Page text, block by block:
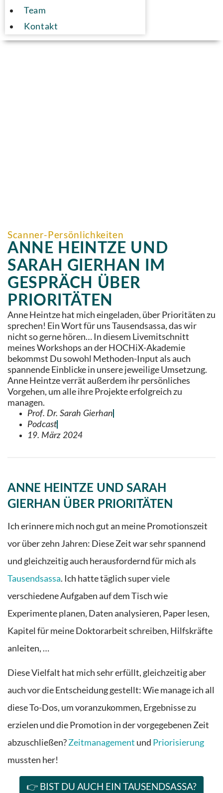
Team
Kontakt
Scanner-Persönlichkeiten
ANNE HEINTZE UND
SARAH GIERHAN IM
GESPRÄCH ÜBER
PRIORITÄTEN
Anne Heintze hat mich eingeladen, über Prioritäten zu
sprechen! Ein Wort für uns Tausendsassa, das wir
nicht so gerne hören… In diesem Livemitschnitt
meines Workshops an der HOCHiX-Akademie
bekommst Du sowohl Methoden-Input als auch
spannende Einblicke in unsere jeweilige Umsetzung.
Anne Heintze verrät außerdem ihr persönliches
Vorgehen, um alle ihre Projekte erfolgreich zu
managen.
Prof. Dr. Sarah Gierhan
Podcast
19. März 2024
ANNE HEINTZE UND SARAH
GIERHAN ÜBER PRIORITÄTEN
Ich erinnere mich noch gut an meine Promotionszeit
vor über zehn Jahren: Diese Zeit war sehr spannend
und gleichzeitig auch herausfordernd für mich als
Tausendsassa. Ich hatte täglich super viele
verschiedene Aufgaben auf dem Tisch wie
Experimente planen, Daten analysieren, Paper lesen,
Kapitel für meine Doktorarbeit schreiben, Hilfskräfte
anleiten, …
Diese Vielfalt hat mich sehr erfüllt, gleichzeitig aber
auch vor die Entscheidung gestellt: Wie manage ich all
diese To-Dos, um voranzukommen, Ergebnisse zu
erzielen und die Promotion in der vorgegebenen Zeit
abzuschließen?Zeitmanagement und Priorisierung
mussten her!
👉 BIST DU AUCH EIN TAUSENDSASSA?